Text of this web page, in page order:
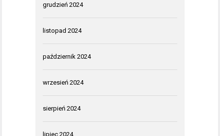
grudzień 2024
listopad 2024
październik 2024
wrzesień 2024
sierpień 2024
lipiec 2024